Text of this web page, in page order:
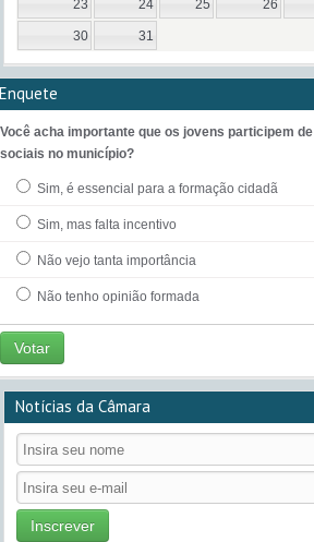
23 24 25 26
30 31
Enquete
Você acha importante que os jovens participem
sociais no município?
Sim, é essencial para a formação cidadã
Sim, mas falta incentivo
Não vejo tanta importância
Não tenho opinião formada
Votar
Notícias da Câmara
Inscrever